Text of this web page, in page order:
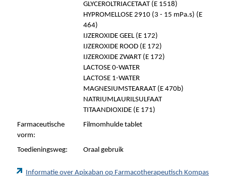
GLYCEROLTRIACETAAT (E 1518)
HYPROMELLOSE 2910 (3 - 15 mPa.s) (E
464)
IJZEROXIDE GEEL (E 172)
IJZEROXIDE ROOD (E 172)
IJZEROXIDE ZWART (E 172)
LACTOSE 0-WATER
LACTOSE 1-WATER
MAGNESIUMSTEARAAT (E 470b)
NATRIUMLAURILSULFAAT
TITAANDIOXIDE (E 171)
Farmaceutische
vorm:
Filmomhulde tablet
Toedieningsweg: Oraal gebruik
Informatie over Apixaban op Farmacotherapeutisch Kompas